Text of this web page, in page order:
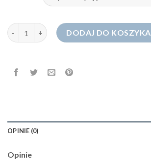
ilość mohito jeansyDODAJ DO KOSZYKA
OPINIE (0)
Opinie